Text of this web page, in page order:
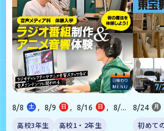
8/8 土 , 8/9 日 , 8/16 日 , 8/...
高校3年生
高校1・2年生
8/24 月
初めて